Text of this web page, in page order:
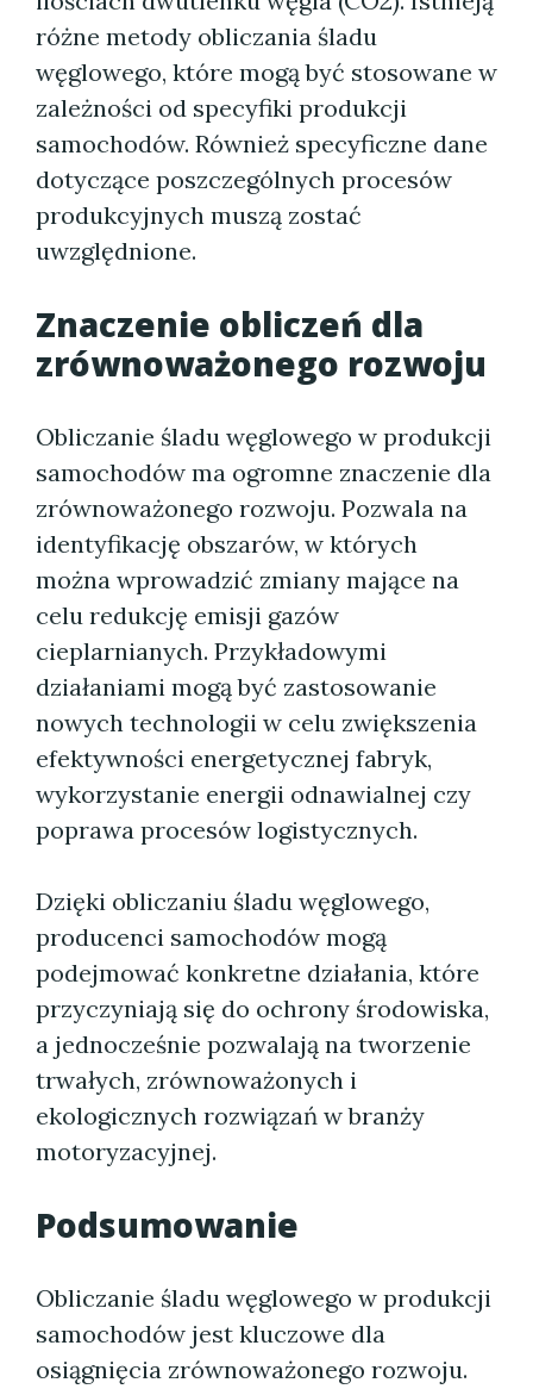
różne metody obliczania śladu
węglowego, które mogą być stosowane w
zależności od specyfiki produkcji
samochodów. Również specyficzne dane
dotyczące poszczególnych procesów
produkcyjnych muszą zostać
uwzględnione.
Znaczenie obliczeń dla
zrównoważonego rozwoju
Obliczanie śladu węglowego w produkcji
samochodów ma ogromne znaczenie dla
zrównoważonego rozwoju. Pozwala na
identyfikację obszarów, w których
można wprowadzić zmiany mające na
celu redukcję emisji gazów
cieplarnianych. Przykładowymi
działaniami mogą być zastosowanie
nowych technologii w celu zwiększenia
efektywności energetycznej fabryk,
wykorzystanie energii odnawialnej czy
poprawa procesów logistycznych.
Dzięki obliczaniu śladu węglowego,
producenci samochodów mogą
podejmować konkretne działania, które
przyczyniają się do ochrony środowiska,
a jednocześnie pozwalają na tworzenie
trwałych, zrównoważonych i
ekologicznych rozwiązań w branży
motoryzacyjnej.
Podsumowanie
Obliczanie śladu węglowego w produkcji
samochodów jest kluczowe dla
osiągnięcia zrównoważonego rozwoju.